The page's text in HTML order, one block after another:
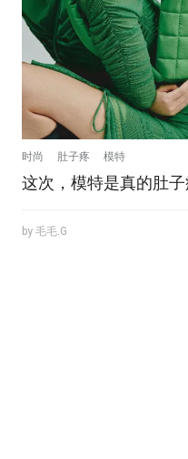
时尚 肚子疼 模特
这次，模特是真的肚子
by 毛毛.G